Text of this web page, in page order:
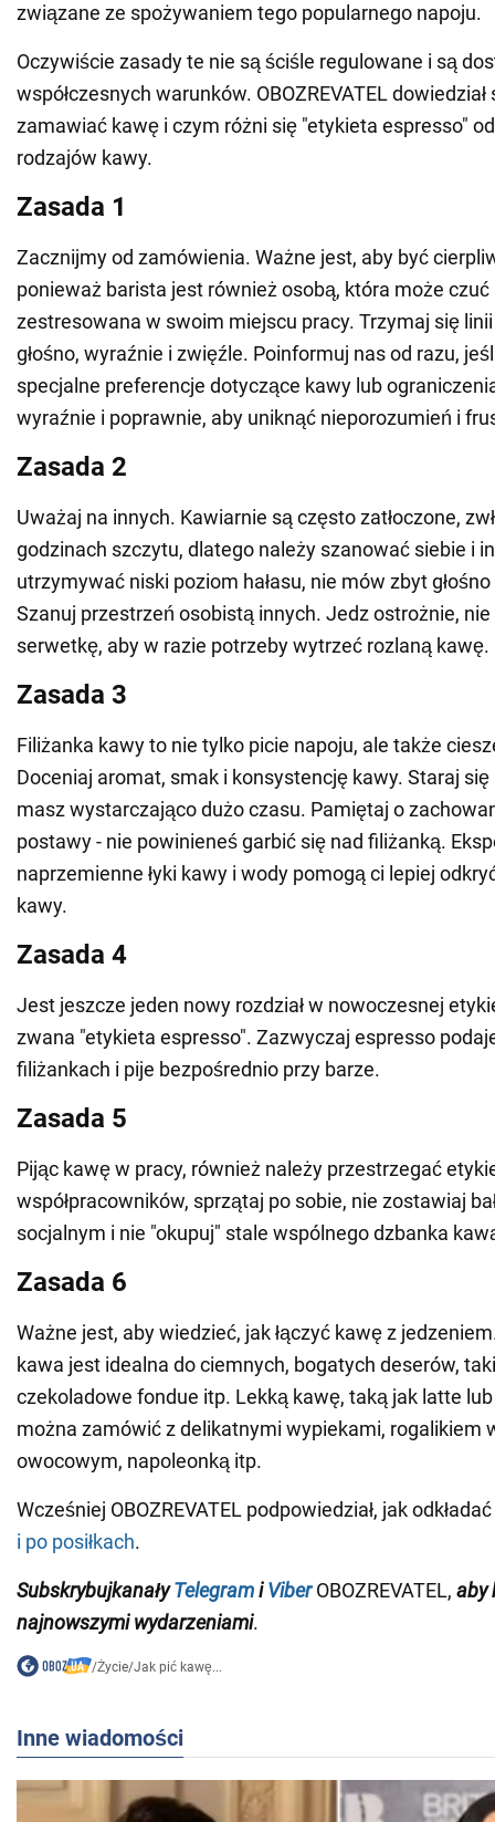
związane ze spożywaniem tego popularnego napoju.
Oczywiście zasady te nie są ściśle regulowane i są
współczesnych warunków. OBOZREVATEL
zamawiać kawę i czym różni się "etykieta espresso"
rodzajów kawy.
Zasada 1
Zacznijmy od zamówienia. Ważne jest, aby być
ponieważ barista jest również osobą, która może
zestresowana w swoim miejscu pracy. Trzymaj się
głośno, wyraźnie i zwięźle. Poinformuj nas od razu,
specjalne preferencje dotyczące kawy lub
wyraźnie i poprawnie, aby uniknąć nieporozumień i
Zasada 2
Uważaj na innych. Kawiarnie są często zatłoczone,
godzinach szczytu, dlatego należy szanować siebie i
utrzymywać niski poziom hałasu, nie mów zbyt
Szanuj przestrzeń osobistą innych. Jedz ostrożnie,
serwetkę, aby w razie potrzeby wytrzeć rozlaną kawę.
Zasada 3
Filiżanka kawy to nie tylko picie napoju, ale także
Doceniaj aromat, smak i konsystencję kawy. Staraj
masz wystarczająco dużo czasu. Pamiętaj o
postawy - nie powinieneś garbić się nad filiżanką.
naprzemienne łyki kawy i wody pomogą ci lepiej
kawy.
Zasada 4
Jest jeszcze jeden nowy rozdział w nowoczesnej
zwana "etykieta espresso". Zazwyczaj espresso
filiżankach i pije bezpośrednio przy barze.
Zasada 5
Pijąc kawę w pracy, również należy przestrzegać
współpracowników, sprzątaj po sobie, nie zostawiaj
socjalnym i nie "okupuj" stale wspólnego dzbanka
Zasada 6
Ważne jest, aby wiedzieć, jak łączyć kawę z
kawa jest idealna do ciemnych, bogatych deserów,
czekoladowe fondue itp. Lekką kawę, taką jak latte
można zamówić z delikatnymi wypiekami, rogalikiem
owocowym, napoleonką itp.
Wcześniej OBOZREVATEL podpowiedział, jak odkładać
i po posiłkach.
SubskrybujkanałyTelegramiViberOBOZREVATEL, aby
najnowszymi wydarzeniami.
/Życie/Jak pić kawę...
Inne wiadomości